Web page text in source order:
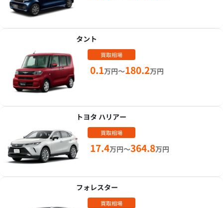
タント
買取相場
0.1万円～180.2万円
トヨタ ハリアー
買取相場
17.4万円～364.8万円
フォレスター
買取相場